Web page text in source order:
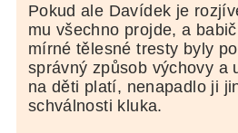
Pokud ale Davídek je
mu všechno projde, a
mírné tělesné tresty byly
správný způsob výchovy a
na děti platí, nenapadlo ji
schválnosti kluka.